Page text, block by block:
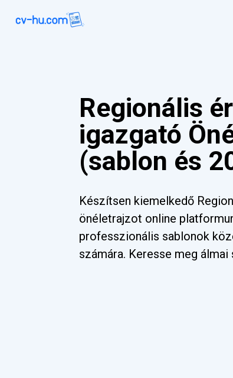
Regionális
igazgató
(sablon és
Készítsen kiemelkedő
önéletrajzot online
professzionális sablonok
számára. Keresse meg